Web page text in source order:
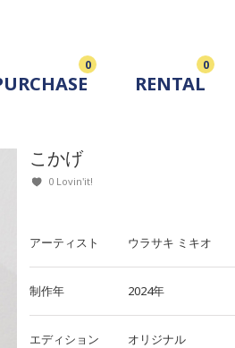
0
RENTAL
0
こかげ
0 Lovin'it!
アーティスト ウラサキ ミキオ
制作年 2024年
エディション オリジナル